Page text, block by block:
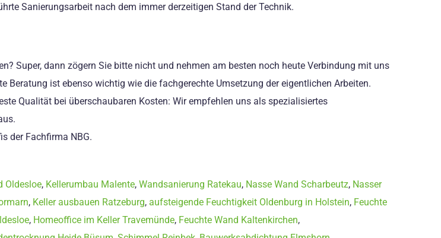
Sanierungsarbeit nach dem immer derzeitigen Stand der Technik.
Super, dann zögern Sie bitte nicht und nehmen am besten noch heute Verbindung mit uns
Beratung ist ebenso wichtig wie die fachgerechte Umsetzung der eigentlichen Arbeiten.
Qualität bei überschaubaren Kosten: Wir empfehlen uns als spezialisiertes
der Fachfirma NBG.
Oldesloe, Kellerumbau Malente, Wandsanierung Ratekau, Nasse Wand Scharbeutz, Nasser
, Keller ausbauen Ratzeburg, aufsteigende Feuchtigkeit Oldenburg in Holstein, Feuchte
, Homeoffice im Keller Travemünde, Feuchte Wand Kaltenkirchen,